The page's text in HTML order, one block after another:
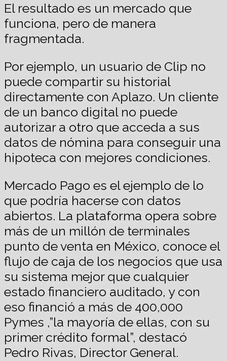
El resultado es un mercado que
funciona, pero de manera
fragmentada.
Por ejemplo, un usuario de Clip no
puede compartir su historial
directamente con Aplazo. Un cliente
de un banco digital no puede
autorizar a otro que acceda a sus
datos de nómina para conseguir una
hipoteca con mejores condiciones.
Mercado Pago es el ejemplo de lo
que podría hacerse con datos
abiertos. La plataforma opera sobre
más de un millón de terminales
punto de venta en México, conoce el
flujo de caja de los negocios que usa
su sistema mejor que cualquier
estado financiero auditado, y con
eso financió a más de 400,000
Pymes ,”la mayoría de ellas, con su
primer crédito formal”, destacó
Pedro Rivas, Director General.